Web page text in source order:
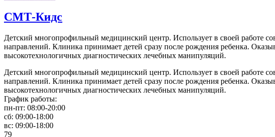
СМТ-Кидс
Детский многопрофильный медицинский центр. Использует в своей работе
направлений. Клиника принимает детей сразу после рождения ребенка.
высокотехнологичных диагностических лечебных манипуляций.
Детский многопрофильный медицинский центр. Использует в своей работе
направлений. Клиника принимает детей сразу после рождения ребенка.
высокотехнологичных диагностических лечебных манипуляций.
График работы:
пн-пт: 08:00-20:00
сб: 09:00-18:00
вс: 09:00-18:00
79